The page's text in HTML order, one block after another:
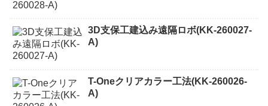
3D支保工建込み遠隔ロボ(KK-260027-
A)
T-Oneクリアカラー工法(KK-260026-
A)